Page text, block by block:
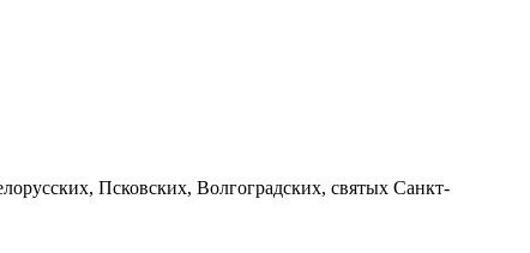
Псковских, Волгоградских, святых Санкт-